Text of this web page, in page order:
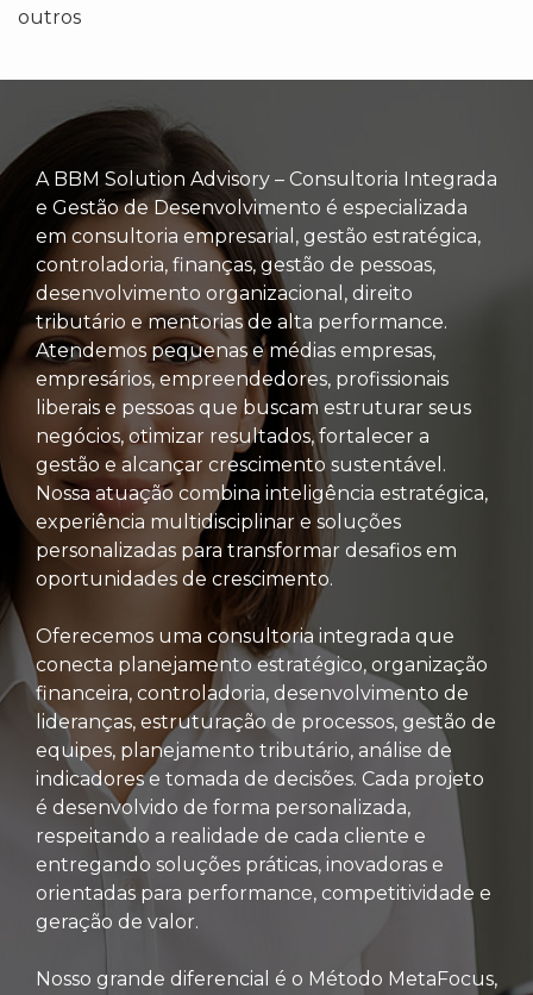
outros
A BBM Solution Advisory – Consultoria Integrada
e Gestão de Desenvolvimento é especializada
em consultoria empresarial, gestão estratégica,
controladoria, finanças, gestão de pessoas,
desenvolvimento organizacional, direito
tributário e mentorias de alta performance.
Atendemos pequenas e médias empresas,
empresários, empreendedores, profissionais
liberais e pessoas que buscam estruturar seus
negócios, otimizar resultados, fortalecer a
gestão e alcançar crescimento sustentável.
Nossa atuação combina inteligência estratégica,
experiência multidisciplinar e soluções
personalizadas para transformar desafios em
oportunidades de crescimento.
Oferecemos uma consultoria integrada que
conecta planejamento estratégico, organização
financeira, controladoria, desenvolvimento de
lideranças, estruturação de processos, gestão de
equipes, planejamento tributário, análise de
indicadores e tomada de decisões. Cada projeto
é desenvolvido de forma personalizada,
respeitando a realidade de cada cliente e
entregando soluções práticas, inovadoras e
orientadas para performance, competitividade e
geração de valor.
Nosso grande diferencial é o Método MetaFocus,